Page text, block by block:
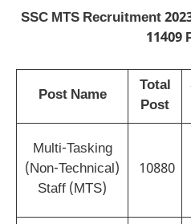
SSC MTS Recruitment
11409
Post Name
Total
Post
Multi-Tasking
(Non-Technical)
Staff (MTS)
10880